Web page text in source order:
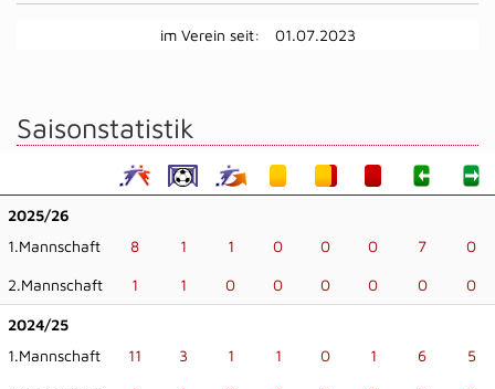
im Verein seit: 01.07.2023
Saisonstatistik
2025/26
1.Mannschaft
8 1 1 0 0 0 7 0
2.Mannschaft 1 1 0 0 0 0 0 0
2024/25
1.Mannschaft
11 3 1 1 0 1 6 5